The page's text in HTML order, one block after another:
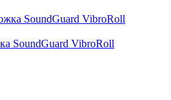
SoundGuard VibroRoll